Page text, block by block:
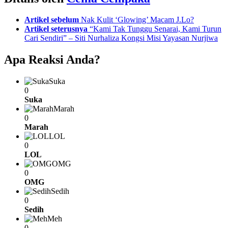
more
Artikel sebelum Nak Kulit ‘Glowing’ Macam J.Lo?
Artikel seterusnya “Kami Tak Tunggu Senarai, Kami Turun
Cari Sendiri” – Siti Nurhaliza Kongsi Misi Yayasan Nurjiwa
Apa Reaksi Anda?
Suka
0
Suka
Marah
0
Marah
LOL
0
LOL
OMG
0
OMG
Sedih
0
Sedih
Meh